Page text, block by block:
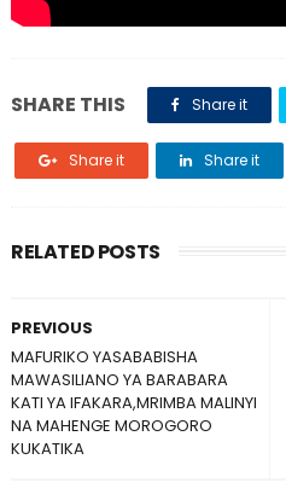
SHARE THIS Share it
Share it Share it
RELATED POSTS
PREVIOUS
MAFURIKO YASABABISHA
MAWASILIANO YA BARABARA
KATI YA IFAKARA,MRIMBA MALINYI
NA MAHENGE MOROGORO
KUKATIKA